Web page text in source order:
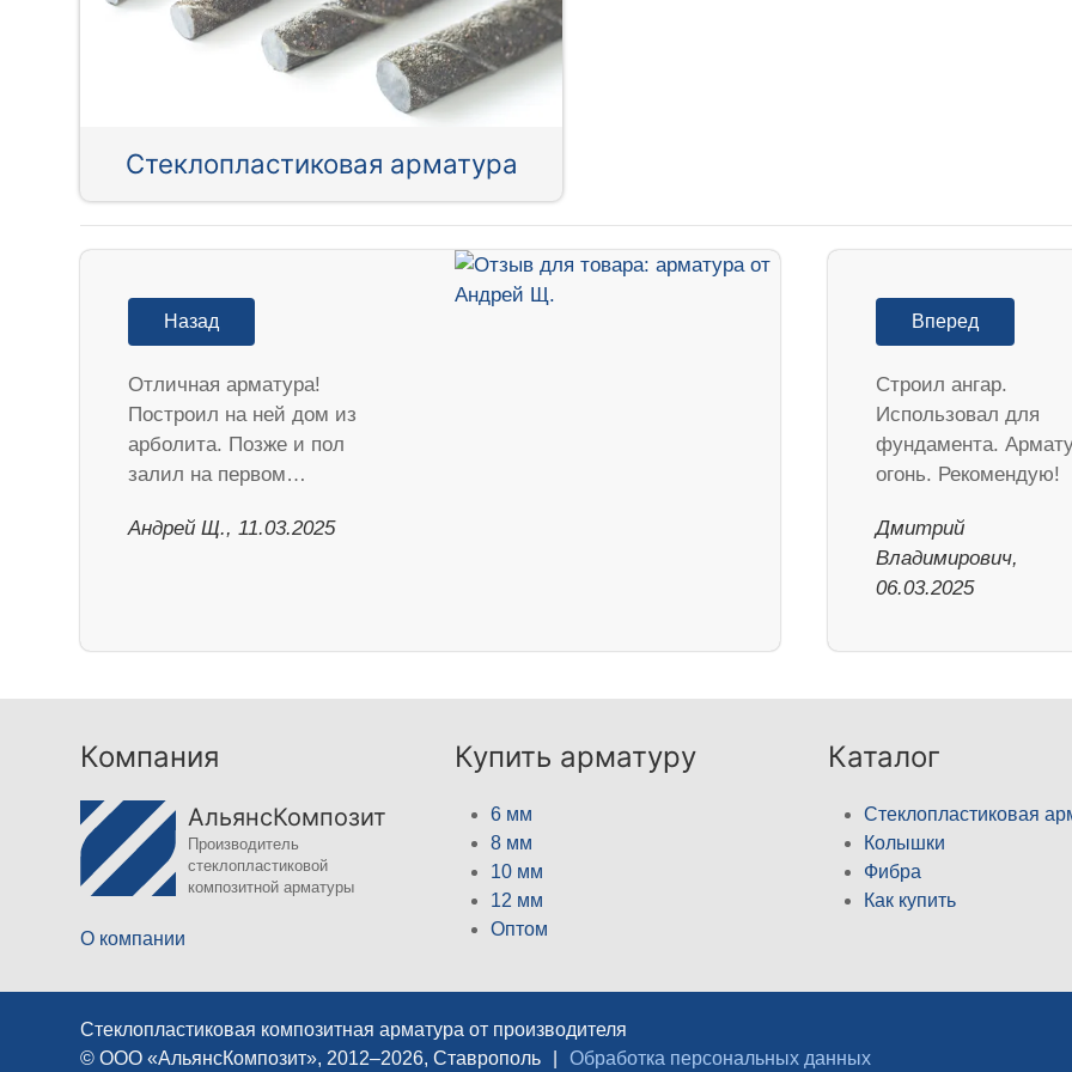
Стеклопластиковая арматура
Назад
Отличная арматура!
Построил на ней дом из
арболита. Позже и пол
залил на первом…
Андрей Щ., 11.03.2025
Вперед
Строил ангар.
Использовал для
фундамента.
огонь. Рекомендую!
Дмитрий
Владимирович,
06.03.2025
Компания
АльянсКомпозит
Производитель
стеклопластиковой
композитной арматуры
О компании
Купить арматуру
6 мм
8 мм
10 мм
12 мм
Оптом
Каталог
Стеклопластиковая
Колышки
Фибра
Как купить
Стеклопластиковая композитная арматура от производителя
© ООО «АльянсКомпозит», 2012–2026, Ставрополь
Обработка персональных данных